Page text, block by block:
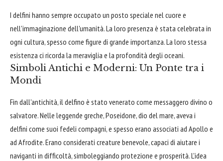
I delfini hanno sempre occupato un posto speciale nel cuore e
nell'immaginazione dell'umanità. La loro presenza è stata celebrata in
ogni cultura, spesso come figure di grande importanza. La loro stessa
esistenza ci ricorda la meraviglia e la profondità degli oceani.
Simboli Antichi e Moderni: Un Ponte tra i
Mondi
Fin dall'antichità, il delfino è stato venerato come messaggero divino o
salvatore. Nelle leggende greche, Poseidone, dio del mare, aveva i
delfini come suoi fedeli compagni, e spesso erano associati ad Apollo e
ad Afrodite. Erano considerati creature benevole, capaci di aiutare i
naviganti in difficoltà, simboleggiando protezione e prosperità. L'idea